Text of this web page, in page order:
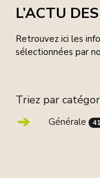
L’ACTU
Retrouvez ici les
sélectionnées par
Triez par
Générale 41